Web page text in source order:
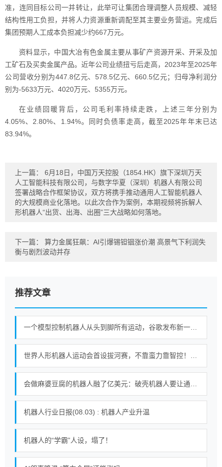
准，连同目标公司一并转让，此举可让集团合理调整人员规模、减轻
结构性用工负担，并将人力资源重新调配至其主要业务营运。完成后
集团预期人工成本负担减少约667万元。
资料显示，中国大冶有色金属主要从事矿产资源开采、开采及加
工矿石及买卖金属产品。近年公司业绩扭亏后走高，2023年至2025年
公司营收分别为447.8亿元、578.5亿元、660.5亿元；归母净利润分
别为-5633万元、4020万元、5355万元。
在业绩回暖背后，公司毛利率持续走跌，上述三年分别为
4.05%、2.80%、1.94%。同时负债率走高，截至2025年年末已达
83.94%。
上一篇： 6月18日，中国万天控股（1854.HK）旗下深圳万天
人工智能科技有限公司，与数字华夏（深圳）机器人有限公司
签署战略合作框架协议，双方将携手推动通用人工智能机器人
的大规模商业化落地。以此次合作为案例，本期视频将拆解人
形机器人“出货、出海、出圈”三大战略如何落地。
下一篇： 算力金属狂飙：AI引爆锡钽铟涨价潮 高景气下利润失
衡与剧烈波动并存
推荐文章
机器人行业日报(08.03) : 机器人产业升温
机器人的“学霸”人设，塌了！